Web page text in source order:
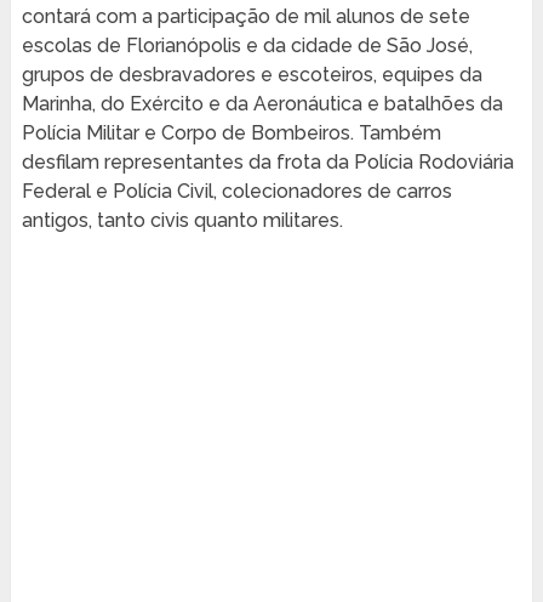
contará com a participação de mil alunos de sete
escolas de Florianópolis e da cidade de São José,
grupos de desbravadores e escoteiros, equipes da
Marinha, do Exército e da Aeronáutica e batalhões da
Polícia Militar e Corpo de Bombeiros. Também
desfilam representantes da frota da Polícia Rodoviária
Federal e Polícia Civil, colecionadores de carros
antigos, tanto civis quanto militares.